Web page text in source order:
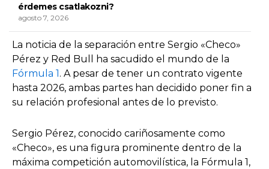
La noticia de la separación entre Sergio «Checo»
Pérez y Red Bull ha sacudido el mundo de la
Fórmula 1. A pesar de tener un contrato vigente
hasta 2026, ambas partes han decidido poner fin a
su relación profesional antes de lo previsto.
Sergio Pérez, conocido cariñosamente como
«Checo», es una figura prominente dentro de la
máxima competición automovilística, la Fórmula 1,
érdemes csatlakozni?
agosto 7, 2026